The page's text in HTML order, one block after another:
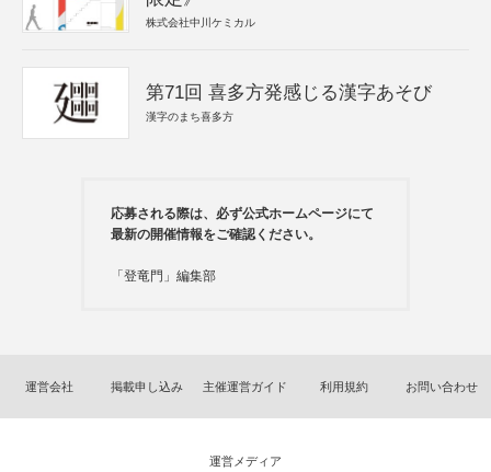
株式会社中川ケミカル
第71回 喜多方発感じる漢字あそび
漢字のまち喜多方
応募される際は、必ず公式ホームページにて
最新の開催情報をご確認ください。
「登竜門」編集部
運営会社 掲載申し込み 主催運営ガイド 利用規約 お問い合わせ
運営メディア